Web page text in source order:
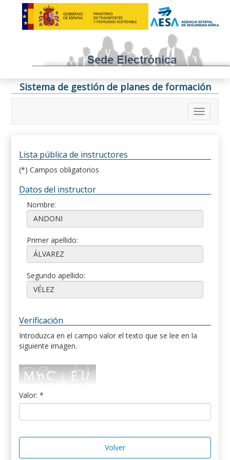
Sistema de gestión de planes de formación
Lista pública de instructores
(*) Campos obligatorios
Datos del instructor
Nombre:
Primer apellido:
Segundo apellido:
Verificación
Introduzca en el campo valor el texto que se lee en la
siguiente imagen.
Valor: *
Volver